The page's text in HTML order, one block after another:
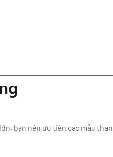
bạn nên ưu tiên các mẫu